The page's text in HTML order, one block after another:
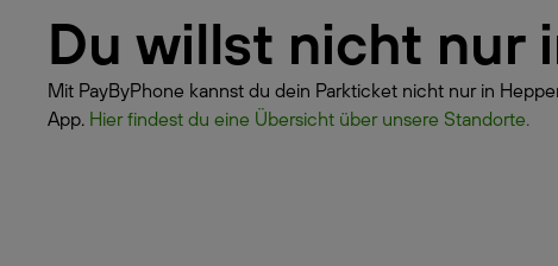
Du willst nicht nur
Mit PayByPhone kannst du dein Parkticket nicht nur in
App. Hier findest du eine Übersicht über unsere Standorte.